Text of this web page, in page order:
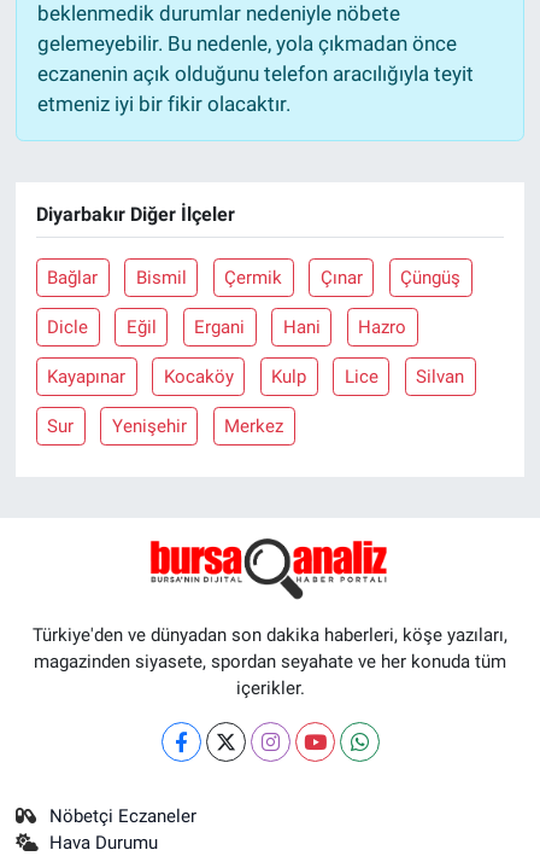
beklenmedik durumlar nedeniyle nöbete
gelemeyebilir. Bu nedenle, yola çıkmadan önce
eczanenin açık olduğunu telefon aracılığıyla teyit
etmeniz iyi bir fikir olacaktır.
Diyarbakır Diğer İlçeler
Bağlar Bismil Çermik Çınar Çüngüş
Dicle Eğil Ergani Hani Hazro
Kayapınar Kocaköy Kulp Lice Silvan
Sur Yenişehir Merkez
Türkiye'den ve dünyadan son dakika haberleri, köşe yazıları,
magazinden siyasete, spordan seyahate ve her konuda tüm
içerikler.
Nöbetçi Eczaneler
Hava Durumu